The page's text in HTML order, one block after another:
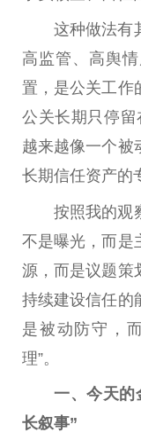
这种做法有
高监管、高舆
置，是公关工作
公关长期只停留
越来越像一个被
长期信任资产的
按照我的观
不是曝光，而是
源，而是议题策
持续建设信任的
是被动防守，
理”。
一、今天的
长叙事”